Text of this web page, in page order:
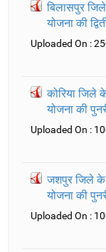
बिलासपुर
योजना की
Uploaded On :
कोरिया जिले
योजना की
Uploaded On :
जशपुर जिले के
योजना की
Uploaded On :